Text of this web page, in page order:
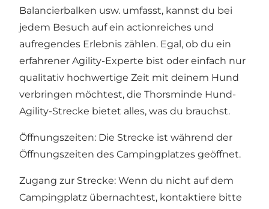
Balancierbalken usw. umfasst, kannst du bei
jedem Besuch auf ein actionreiches und
aufregendes Erlebnis zählen. Egal, ob du ein
erfahrener Agility-Experte bist oder einfach nur
qualitativ hochwertige Zeit mit deinem Hund
verbringen möchtest, die Thorsminde Hund-
Agility-Strecke bietet alles, was du brauchst.
Öffnungszeiten: Die Strecke ist während der
Öffnungszeiten des Campingplatzes geöffnet.
Zugang zur Strecke: Wenn du nicht auf dem
Campingplatz übernachtest, kontaktiere bitte